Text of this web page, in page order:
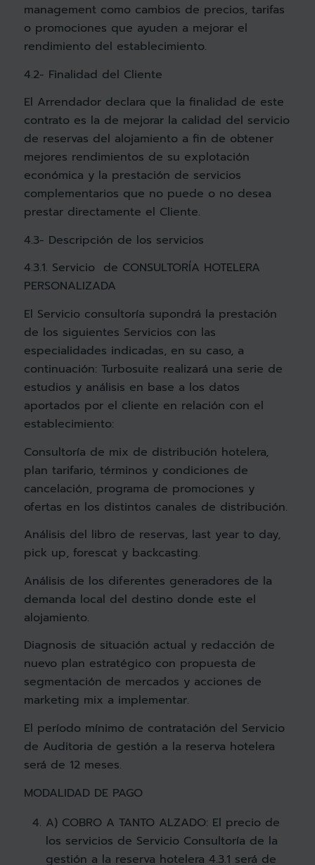
management como cambios de precios, tarifas
o promociones que ayuden a mejorar el
rendimiento del establecimiento.
4.2- Finalidad del Cliente
El Arrendador declara que la finalidad de este
contrato es la de mejorar la calidad del servicio
de reservas del alojamiento a fin de obtener
mejores rendimientos de su explotación
económica y la prestación de servicios
complementarios que no puede o no desea
prestar directamente el Cliente.
4.3- Descripción de los servicios
4.3.1. Servicio de CONSULTORÍA HOTELERA
PERSONALIZADA
El Servicio consultoría supondrá la prestación
de los siguientes Servicios con las
especialidades indicadas, en su caso, a
continuación: Turbosuite realizará una serie de
estudios y análisis en base a los datos
aportados por el cliente en relación con el
establecimiento:
Consultoría de mix de distribución hotelera,
plan tarifario, términos y condiciones de
cancelación, programa de promociones y
ofertas en los distintos canales de distribución.
Análisis del libro de reservas, last year to day,
pick up, forescat y backcasting.
Análisis de los diferentes generadores de la
demanda local del destino donde este el
alojamiento.
Diagnosis de situación actual y redacción de
nuevo plan estratégico con propuesta de
segmentación de mercados y acciones de
marketing mix a implementar.
El período mínimo de contratación del Servicio
de Auditoria de gestión a la reserva hotelera
será de 12 meses.
MODALIDAD DE PAGO
A) COBRO A TANTO ALZADO: El precio de
los servicios de Servicio Consultoría de la
gestión a la reserva hotelera 4.3.1 será de